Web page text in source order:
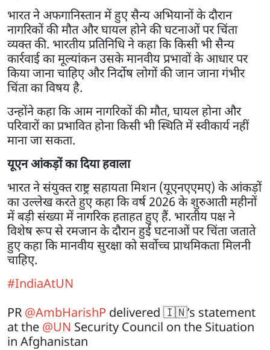
भारत ने अफगानिस्तान में हुए सैन्य अभियानों के दौरान
नागरिकों की मौत और घायल होने की घटनाओं पर चिंता
व्यक्त की. भारतीय प्रतिनिधि ने कहा कि किसी भी सैन्य
कार्रवाई का मूल्यांकन उसके मानवीय प्रभावों के आधार पर
किया जाना चाहिए और निर्दोष लोगों की जान जाना गंभीर
चिंता का विषय है.
उन्होंने कहा कि आम नागरिकों की मौत, घायल होना और
परिवारों का प्रभावित होना किसी भी स्थिति में स्वीकार्य नहीं
माना जा सकता.
यूएन आंकड़ों का दिया हवाला
भारत ने संयुक्त राष्ट्र सहायता मिशन (यूएनएएमए) के आंकड़ों
का उल्लेख करते हुए कहा कि वर्ष 2026 के शुरुआती महीनों
में बड़ी संख्या में नागरिक हताहत हुए हैं. भारतीय पक्ष ने
विशेष रूप से रमजान के दौरान हुई घटनाओं पर चिंता जताते
हुए कहा कि मानवीय सुरक्षा को सर्वोच्च प्राथमिकता मिलनी
चाहिए.
#IndiaAtUN
PR @AmbHarishP delivered 🇮🇳’s statement
at the @UN Security Council on the Situation
in Afghanistan